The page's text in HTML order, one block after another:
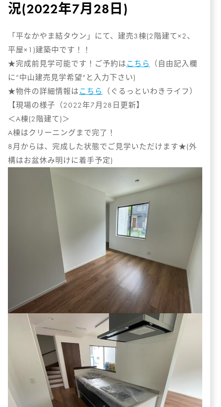
況(2022年7月28日)
「平なかやま結タウン」にて、建売3棟(2階建て×2、
平屋×1)建築中です！！
★完成前見学可能です！ご予約はこちら
（自由記入欄
に”中山建売見学希望”と入力下さい)
★物件の詳細情報はこちら
（ぐるっといわきライフ）
【現場の様子（2022年7月28日更新】
＜A棟(2階建て)＞
A棟はクリーニングまで完了！
8月からは、完成した状態でご見学いただけます★(外
構はお盆休み明けに着手予定)